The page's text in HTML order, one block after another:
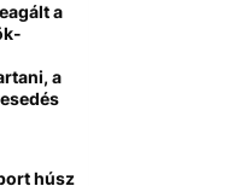
a
a
húsz